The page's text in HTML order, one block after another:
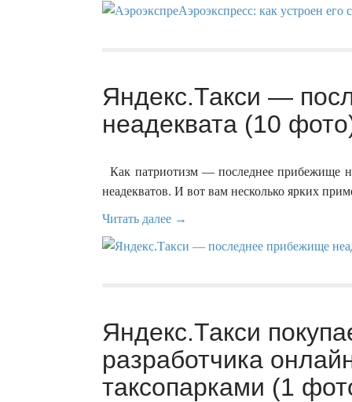
Яндекс.Такси —
неадеквата (10
Как патриотизм — последнее прибежище
неадекватов. И вот вам несколько ярких
Читать далее →
Яндекс.Такси
разработчика
таксопарками (1